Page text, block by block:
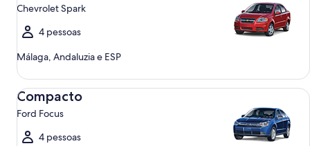
Chevrolet Spark
4 pessoas
Málaga, Andaluzia e ESP
Compacto
Ford Focus
4 pessoas
Compacto Ford Focus